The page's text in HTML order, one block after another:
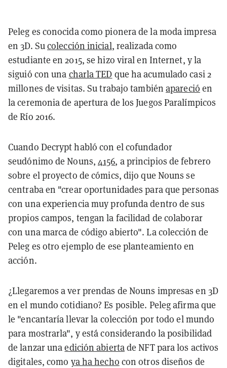
Peleg es conocida como pionera de la moda impresa
en 3D. Sucolección inicial, realizada como
estudiante en 2015, se hizo viral en Internet, y la
siguió con una charla TED que ha acumulado casi 2
millones de visitas. Su trabajo tambiénapareció en
la ceremonia de apertura de los Juegos Paralímpicos
de Río 2016.
Cuando Decrypt habló con el cofundador
seudónimo de Nouns,4156, a principios de febrero
sobre el proyecto de cómics, dijo que Nouns se
centraba en "crear oportunidades para que personas
con una experiencia muy profunda dentro de sus
propios campos, tengan la facilidad de colaborar
con una marca de código abierto". La colección de
Peleg es otro ejemplo de ese planteamiento en
acción.
¿Llegaremos a ver prendas de Nouns impresas en 3D
en el mundo cotidiano? Es posible. Peleg afirma que
le "encantaría llevar la colección por todo el mundo
para mostrarla", y está considerando la posibilidad
de lanzar unaedición abiertade NFT para los activos
digitales, como ya ha hecho con otros diseños de